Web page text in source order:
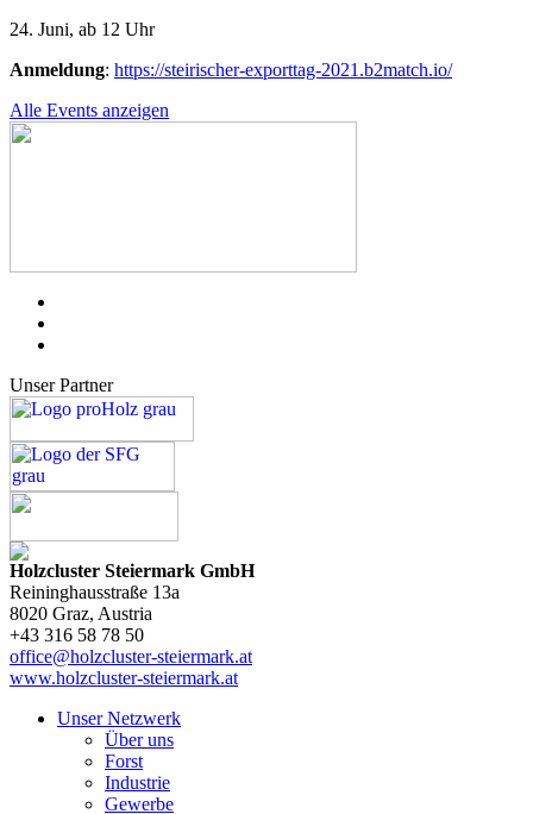
24. Juni, ab 12 Uhr
Anmeldung: https://steirischer-exporttag-2021.b2match.io/
Alle Events anzeigen
Unser Partner
Holzcluster Steiermark GmbH
Reininghausstraße 13a
8020 Graz, Austria
+43 316 58 78 50
office@holzcluster-steiermark.at
www.holzcluster-steiermark.at
Unser Netzwerk
Über uns
Forst
Industrie
Gewerbe